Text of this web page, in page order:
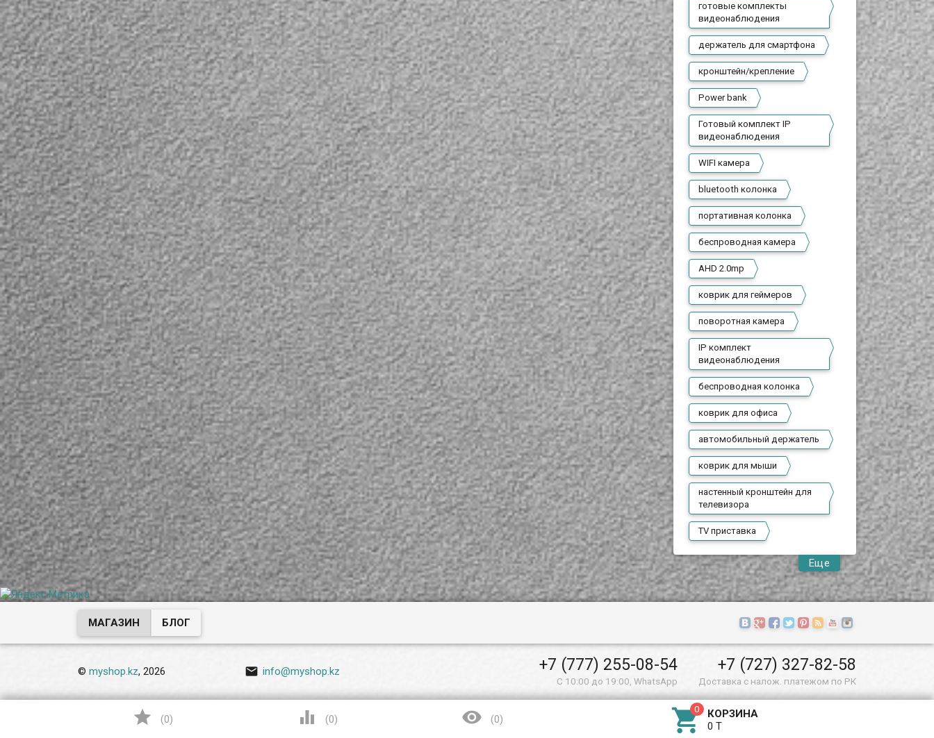
готовые комплекты
видеонаблюдения
держатель для смартфона
кронштейн/крепление
Power bank
Готовый комплект IP
видеонаблюдения
WIFI камера
bluetooth колонка
портативная колонка
беспроводная камера
AHD 2.0mp
коврик для геймеров
поворотная камера
IP комплект
видеонаблюдения
беспроводная колонка
коврик для офиса
автомобильный держатель
коврик для мыши
настенный кронштейн для
телевизора
TV приставка
Еще
МАГАЗИН БЛОГ
©myshop.kz, 2026  info@myshop.kz +7 (777) 255-08-54
С 10:00 до 19:00, WhatsApp
+7 (727) 327-82-58
Доставка с налож. платежом по РК
 (0)  (0)  (0)  КОРЗИНА
0 T